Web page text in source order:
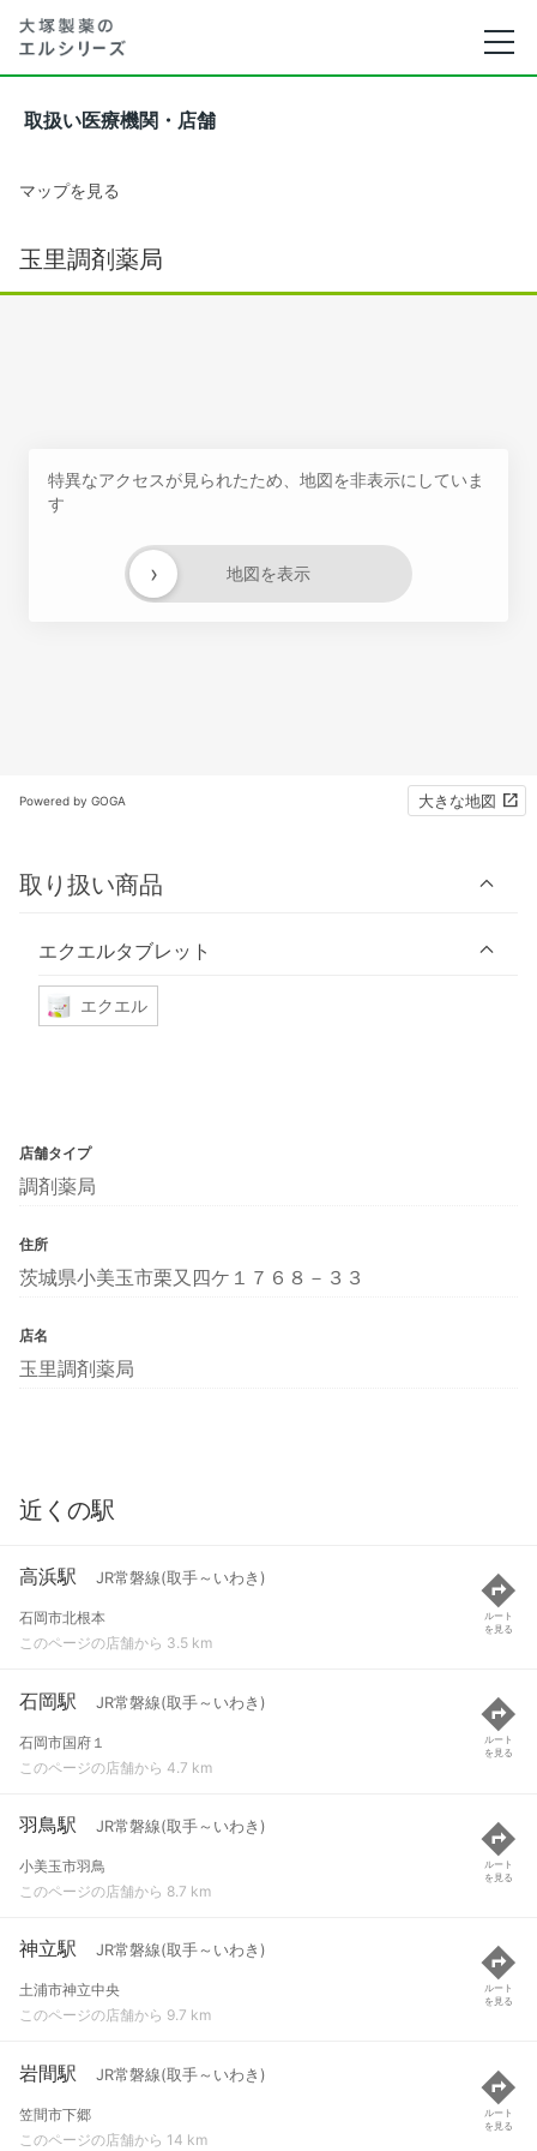
取扱い医療機関・店舗
マップを見る
玉里調剤薬局
特異なアクセスが見られたため、地図を非表示にしていま
す
地図を表示
›
Powered by GOGA 大きな地図
取り扱い商品
エクエルタブレット
エクエル
店舗タイプ
調剤薬局
住所
茨城県小美玉市栗又四ケ１７６８－３３
店名
玉里調剤薬局
近くの駅
高浜駅 JR常磐線(取手～いわき)
石岡市北根本
このページの店舗から 3.5 km
ルート
を見る
石岡駅 JR常磐線(取手～いわき)
石岡市国府１
このページの店舗から 4.7 km
ルート
を見る
羽鳥駅 JR常磐線(取手～いわき)
小美玉市羽鳥
このページの店舗から 8.7 km
ルート
を見る
神立駅 JR常磐線(取手～いわき)
土浦市神立中央
このページの店舗から 9.7 km
ルート
を見る
岩間駅 JR常磐線(取手～いわき)
笠間市下郷
このページの店舗から 14 km
ルート
を見る